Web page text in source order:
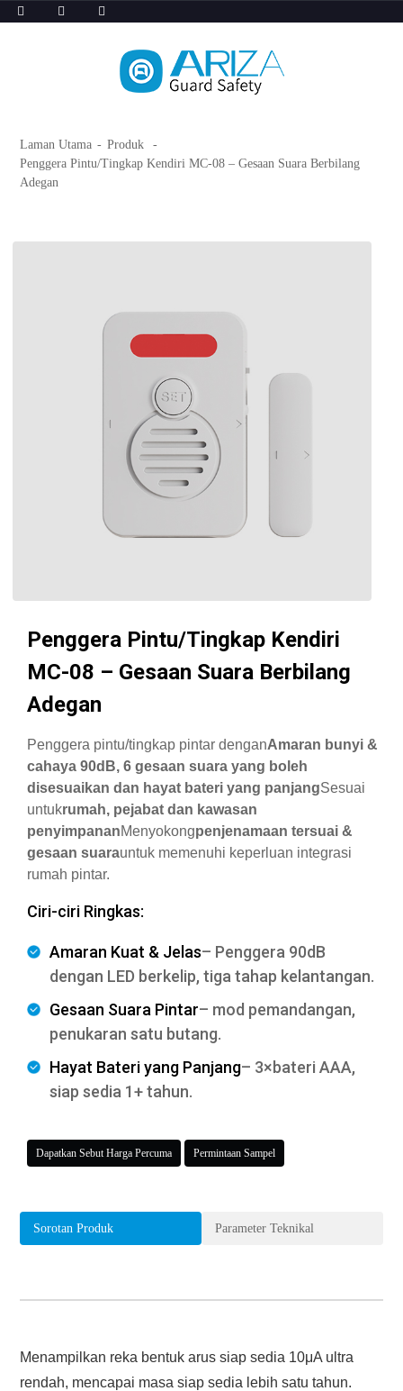
Laman Utama
Produk
Penggera Pintu/Tingkap Kendiri MC-08 – Gesaan Suara Berbilang
Adegan
Penggera Pintu/Tingkap Kendiri
MC-08 – Gesaan Suara Berbilang
Adegan
Penggera pintu/tingkap pintar denganAmaran bunyi &
cahaya 90dB, 6 gesaan suara yang boleh
disesuaikan dan hayat bateri yang panjangSesuai
untukrumah, pejabat dan kawasan
penyimpananMenyokongpenjenamaan tersuai &
gesaan suarauntuk memenuhi keperluan integrasi
rumah pintar.
Ciri-ciri Ringkas:
Amaran Kuat & Jelas– Penggera 90dB
dengan LED berkelip, tiga tahap kelantangan.
Gesaan Suara Pintar– mod pemandangan,
penukaran satu butang.
Hayat Bateri yang Panjang– 3×bateri AAA,
siap sedia 1+ tahun.
Dapatkan Sebut Harga Percuma Permintaan Sampel
Sorotan Produk Parameter Teknikal
Menampilkan reka bentuk arus siap sedia 10μA ultra
rendah, mencapai masa siap sedia lebih satu tahun.